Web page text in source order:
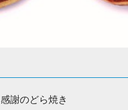
感謝のどら焼き